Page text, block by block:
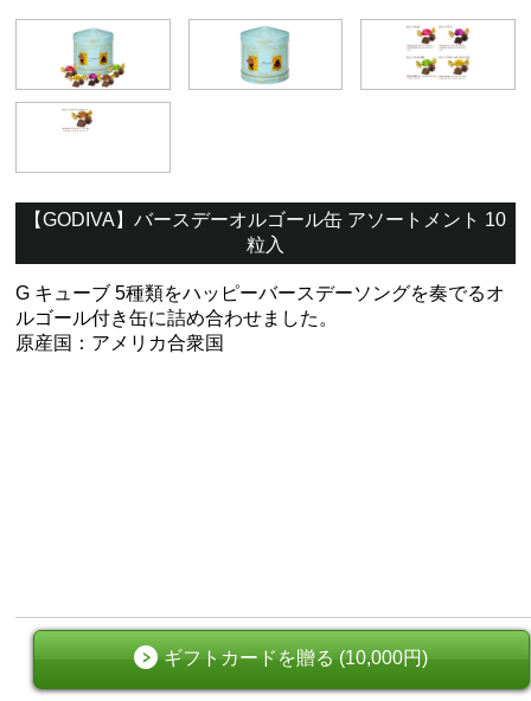
【GODIVA】バースデーオルゴール缶 アソートメント 10
粒入
G キューブ 5種類をハッピーバースデーソングを奏でるオ
ルゴール付き缶に詰め合わせました。
原産国：アメリカ合衆国
ギフトカードを贈る (10,000円)